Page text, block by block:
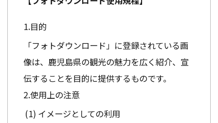
目的
「フォトダウンロード」に登録されている画
像は、鹿児島県の観光の魅力を広く紹介、宣
伝することを目的に提供するものです。
使用上の注意
イメージとしての利用